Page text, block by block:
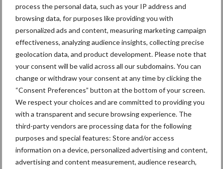
process the personal data, such as your IP address and
browsing data, for purposes like providing you with
personalized ads and content, measuring marketing campaign
effectiveness, analyzing audience insights, collecting precise
geolocation data, and product development. Please note that
your consent will be valid across all our subdomains. You can
change or withdraw your consent at any time by clicking the
“Consent Preferences” button at the bottom of your screen.
We respect your choices and are committed to providing you
with a transparent and secure browsing experience. The
third-party vendors are processing data for the following
purposes and special features: Store and/or access
information on a device, personalized advertising and content,
advertising and content measurement, audience research,
Themapagina's
Diergezondheid Bemesting Fokkerij
Bedrijfsnieuws
Ligbox &
Voerhekken